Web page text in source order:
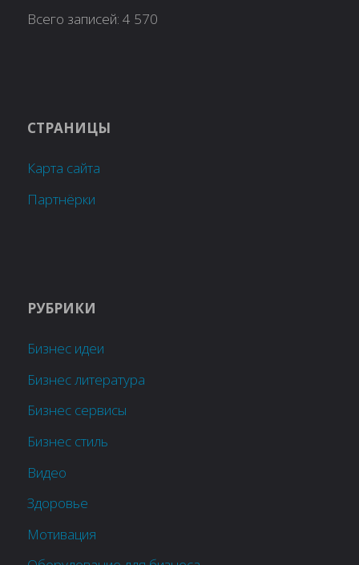
Всего записей:4 570
СТРАНИЦЫ
Карта сайта
Партнёрки
РУБРИКИ
Бизнес идеи
Бизнес литература
Бизнес сервисы
Бизнес стиль
Видео
Здоровье
Мотивация